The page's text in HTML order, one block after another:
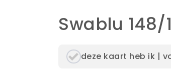
Swablu 148/
deze kaart heb ik |